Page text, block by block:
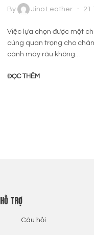
By Jino Leather 21
Việc lựa chọn được một
cùng quan trọng cho
cánh mày râu không…
ĐỌC THÊM
HỖ TRỢ
Câu hỏi